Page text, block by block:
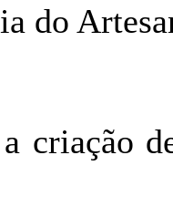
do
criação